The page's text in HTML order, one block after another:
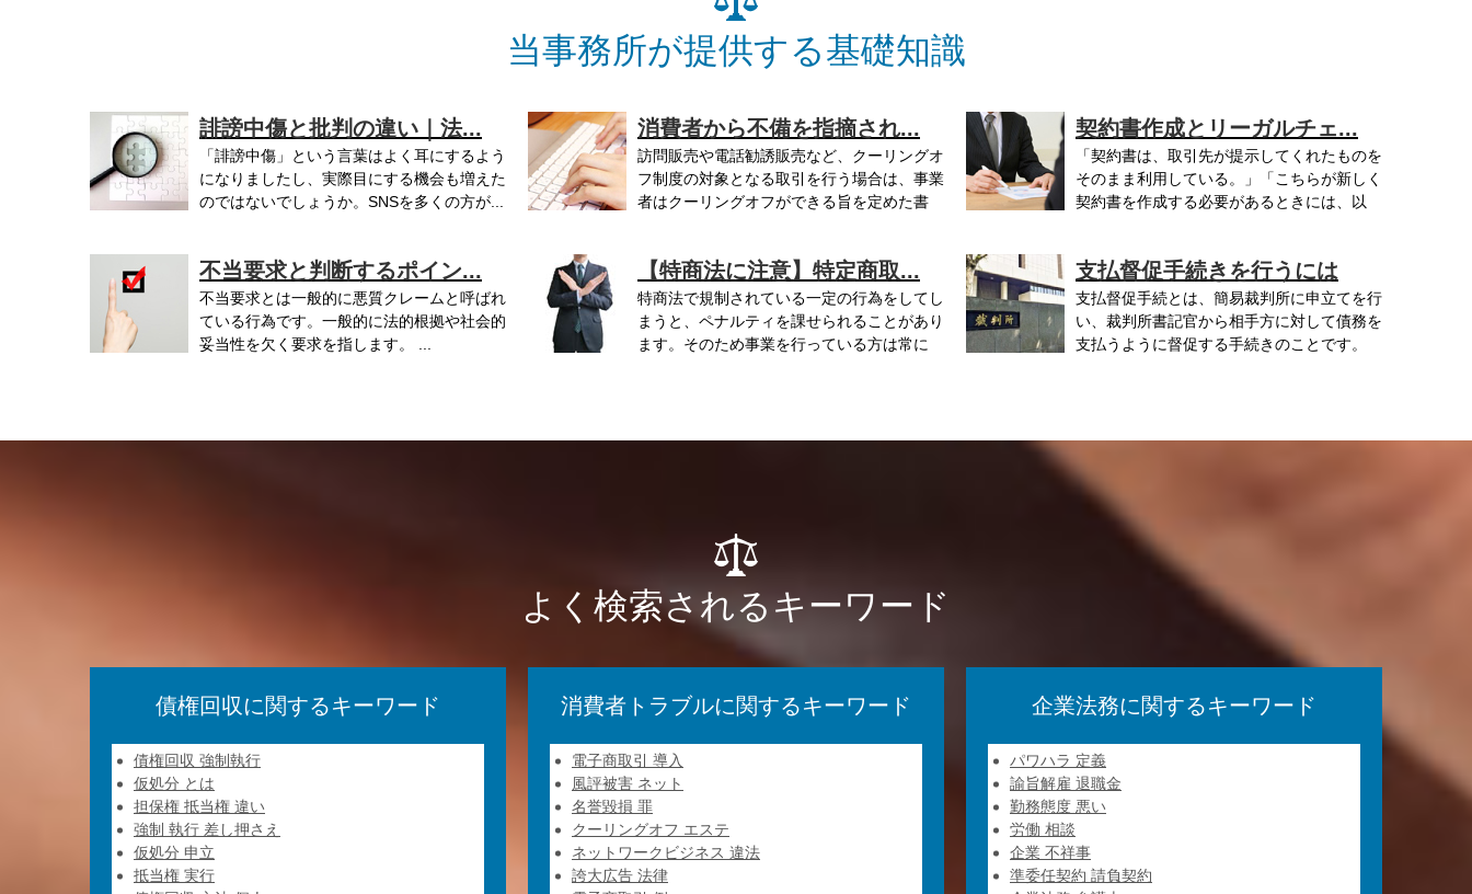
当事務所が提供する基礎知識
誹謗中傷と批判の違い｜法...
「誹謗中傷」という言葉はよく耳にするよう
になりましたし、実際目にする機会も増えた
のではないでしょうか。SNSを多くの方が...
消費者から不備を指摘され...
訪問販売や電話勧誘販売など、クーリングオ
フ制度の対象となる取引を行う場合は、事業
者はクーリングオフができる旨を定めた書
契約書作成とリーガルチェ...
「契約書は、取引先が提示してくれたものを
そのまま利用している。」「こちらが新しく
契約書を作成する必要があるときには、以
不当要求と判断するポイン...
不当要求とは一般的に悪質クレームと呼ばれ
ている行為です。一般的に法的根拠や社会的
妥当性を欠く要求を指します。 ...
【特商法に注意】特定商取...
特商法で規制されている一定の行為をしてし
まうと、ペナルティを課せられることがあり
ます。そのため事業を行っている方は常に
支払督促手続きを行うには
支払督促手続とは、簡易裁判所に申立てを行
い、裁判所書記官から相手方に対して債務を
支払うように督促する手続きのことです。
よく検索されるキーワード
債権回収に関するキーワード
債権回収 強制執行
仮処分 とは
担保権 抵当権 違い
強制 執行 差し押さえ
仮処分 申立
抵当権 実行
消費者トラブルに関するキーワード
電子商取引 導入
風評被害 ネット
名誉毀損 罪
クーリングオフ エステ
ネットワークビジネス 違法
誇大広告 法律
企業法務に関するキーワード
パワハラ 定義
諭旨解雇 退職金
勤務態度 悪い
労働 相談
企業 不祥事
準委任契約 請負契約